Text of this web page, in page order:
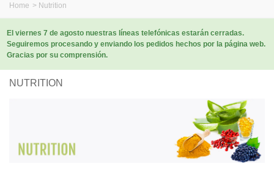
Home > Nutrition
El viernes 7 de agosto nuestras líneas telefónicas estarán cerradas.
Seguiremos procesando y enviando los pedidos hechos por la página web.
Gracias por su comprensión.
NUTRITION